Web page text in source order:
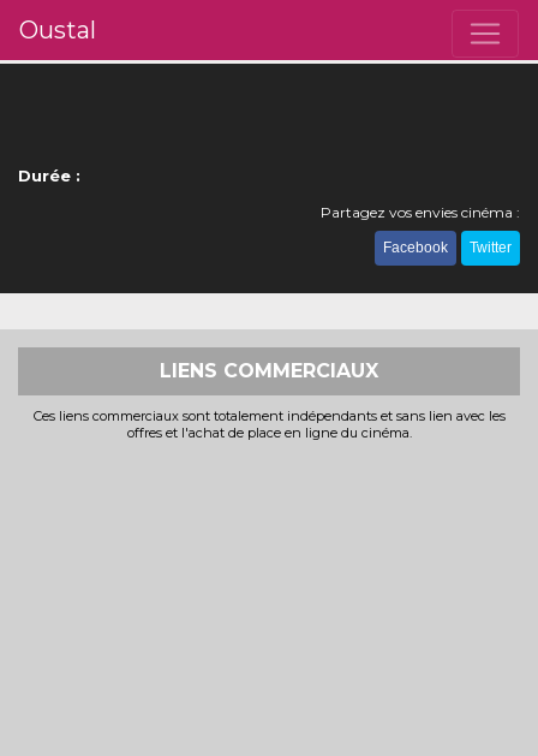
Oustal
Durée :
Partagez vos envies cinéma :
Facebook Twitter
LIENS COMMERCIAUX
Ces liens commerciaux sont totalement indépendants et sans lien avec les
offres et l'achat de place en ligne du cinéma.